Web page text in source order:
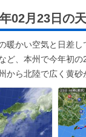
02月23日の
暖かい空気と日差
など、本州で今年初
から北陸で広く黄砂